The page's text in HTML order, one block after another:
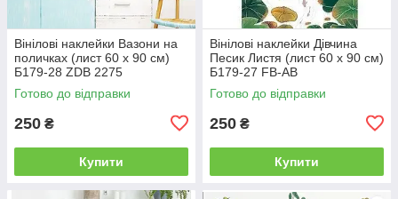
Вінілові наклейки Вазони на
поличках (лист 60 х 90 см)
Б179-28 ZDB 2275
Готово до відправки
250 ₴
Купити
Вінілові наклейки Дівчина
Песик Листя (лист 60 х 90 см)
Б179-27 FB-AB
Готово до відправки
250 ₴
Купити